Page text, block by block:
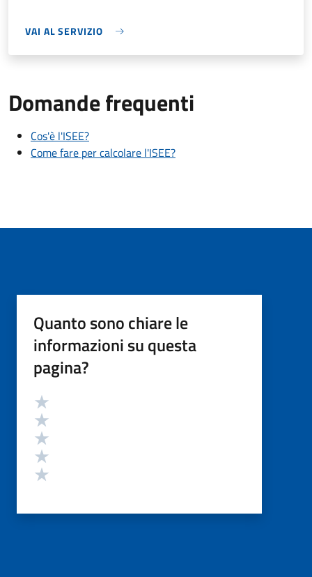
VAI AL SERVIZIO
Domande frequenti
Cos'è l'ISEE?
Come fare per calcolare l'ISEE?
Quanto sono chiare le
informazioni su questa
pagina?
Valutazione